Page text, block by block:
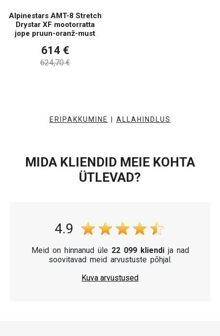
Alpinestars AMT-8 Stretch
Drystar XF mootorratta
jope pruun-oranž-must
614 €
624,70 €
ERIPAKKUMINE | ALLAHINDLUS
MIDA KLIENDID MEIE KOHTA
ÜTLEVAD?
4.9
Meid on hinnanud üle 22 099 kliendija nad
soovitavad meid arvustuste põhjal.
Kuva arvustused